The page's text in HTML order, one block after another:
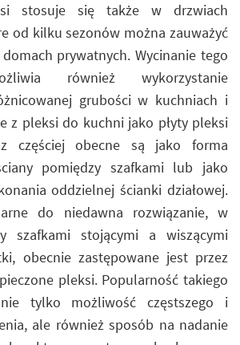
stosuje się także w drzwiach
od kilku sezonów można zauważyć
prywatnych. Wycinanie tego
również wykorzystanie
grubości w kuchniach i
z pleksi do kuchni jako płyty pleksi
częściej obecne są jako forma
pomiędzy szafkami lub jako
oddzielnej ścianki działowej.
do niedawna rozwiązanie, w
szafkami stojącymi a wiszącymi
obecnie zastępowane jest przez
pleksi. Popularność takiego
tylko możliwość częstszego i
ale również sposób na nadanie